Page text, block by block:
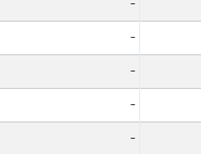
-
-
-
-